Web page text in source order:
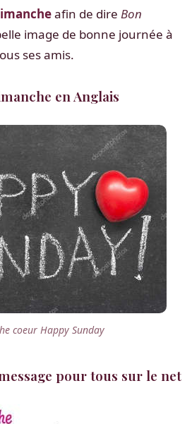
afin de dire Bon
image de bonne journée à
ses amis.
en Anglais
coeur Happy Sunday
pour tous sur le net